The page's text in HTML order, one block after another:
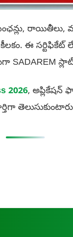
పింఛన్లు,
ఈ
SADAREM
2026, అప్లికేషన్